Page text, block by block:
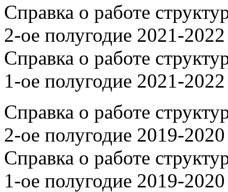
Справка о работе
2-ое полугодие 2021-
Справка о работе
1-ое полугодие 2021-
Справка о работе
2-ое полугодие 2019-
Справка о работе
1-ое полугодие 2019-